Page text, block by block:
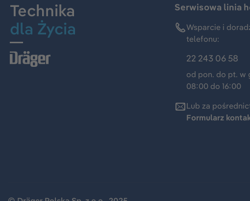
Technika
dla Życia
Serwisowa linia
Wsparcie i
telefonu:
22 243 06 58
od pon. do pt. w
08:00 do 16:00
Lub za
Formularz